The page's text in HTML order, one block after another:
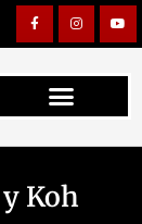
F
a
e
o
-
I
n
t
g
m
Y
o
t
b
Koh